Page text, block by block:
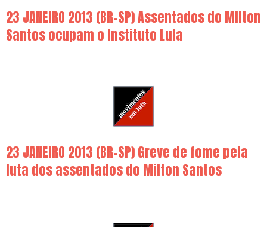
23 JANEIRO 2013 (BR-SP) Assentados do Milton
Santos ocupam o Instituto Lula
23 JANEIRO 2013 (BR-SP) Greve de fome pela
luta dos assentados do Milton Santos